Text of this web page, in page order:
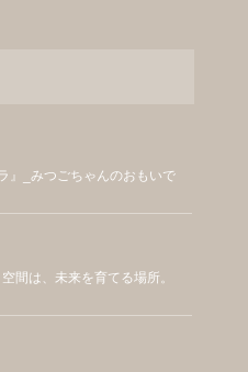
』_みつごちゃんのおもいで
間は、未来を育てる場所。